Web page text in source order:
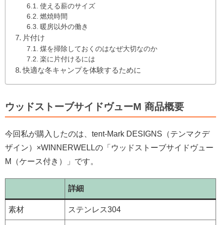
使える薪のサイズ
燃焼時間
暖房以外の働き
片付け
煤を掃除しておくのはなぜ大切なのか
楽に片付けるには
快適な冬キャンプを体験するために
ウッドストーブサイドヴューM 商品概要
今回私が購入したのは、tent-Mark DESIGNS（テンマクデ
ザイン）×WINNERWELLの「ウッドストーブサイドヴュー
M（ケース付き）」です。
詳細
素材 ステンレス304